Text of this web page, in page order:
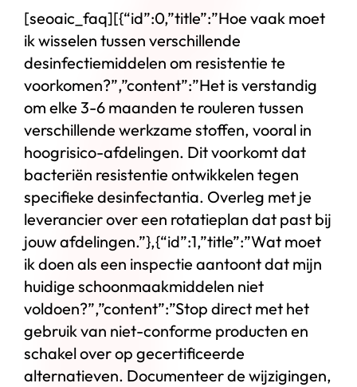
[seoaic_faq][{“id”:0,”title”:”Hoe vaak moet
ik wisselen tussen verschillende
desinfectiemiddelen om resistentie te
voorkomen?”,”content”:”Het is verstandig
om elke 3-6 maanden te rouleren tussen
verschillende werkzame stoffen, vooral in
hoogrisico-afdelingen. Dit voorkomt dat
bacteriën resistentie ontwikkelen tegen
specifieke desinfectantia. Overleg met je
leverancier over een rotatieplan dat past bij
jouw afdelingen.”},{“id”:1,”title”:”Wat moet
ik doen als een inspectie aantoont dat mijn
huidige schoonmaakmiddelen niet
voldoen?”,”content”:”Stop direct met het
gebruik van niet-conforme producten en
schakel over op gecertificeerde
alternatieven. Documenteer de wijzigingen,